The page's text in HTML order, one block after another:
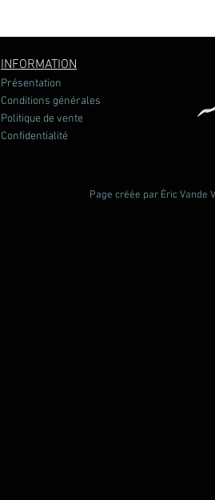
INFORMATION
Présentation
Conditions générales
Politique de vente
Confidentialité
Page créée par Èric Vande